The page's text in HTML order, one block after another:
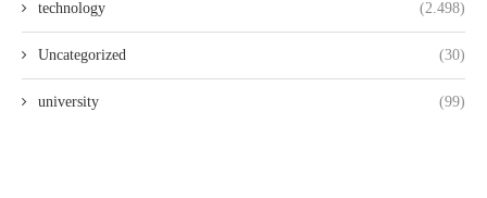
technology (2.498)
Uncategorized (30)
university (99)